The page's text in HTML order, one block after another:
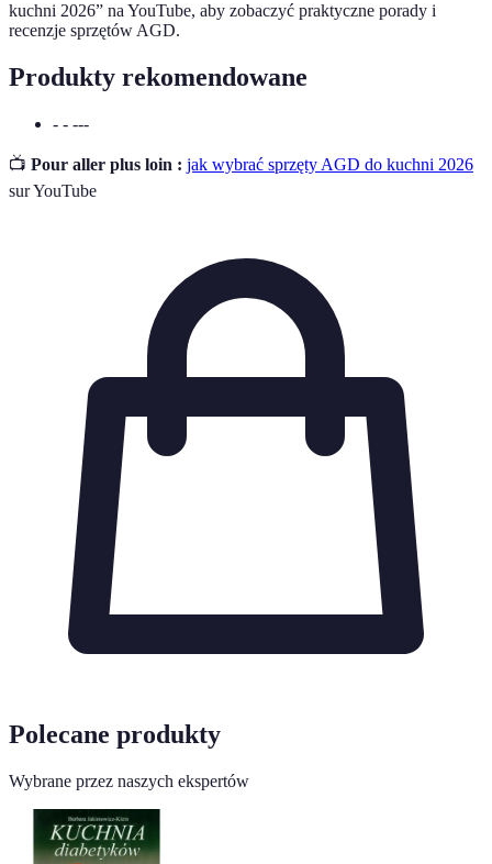
kuchni 2026” na YouTube, aby zobaczyć praktyczne porady i
recenzje sprzętów AGD.
Produkty rekomendowane
- - ---
📺 Pour aller plus loin : jak wybrać sprzęty AGD do kuchni 2026
sur YouTube
Polecane produkty
Wybrane przez naszych ekspertów